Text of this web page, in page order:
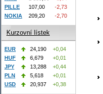
PILLE
107,00
-2,73
NOKIA
209,20 -2,70
Kurzovní lístek
EUR 24,190
+0,04
HUF
6,679
+0,01
JPY
13,288
+0,44
PLN
5,618
+0,01
USD
20,937 +0,38